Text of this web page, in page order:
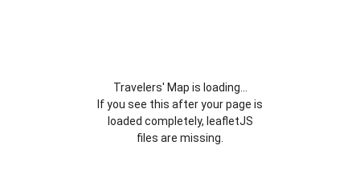
Travelers' Map is loading...
If you see this after your page is
loaded completely, leafletJS
files are missing.